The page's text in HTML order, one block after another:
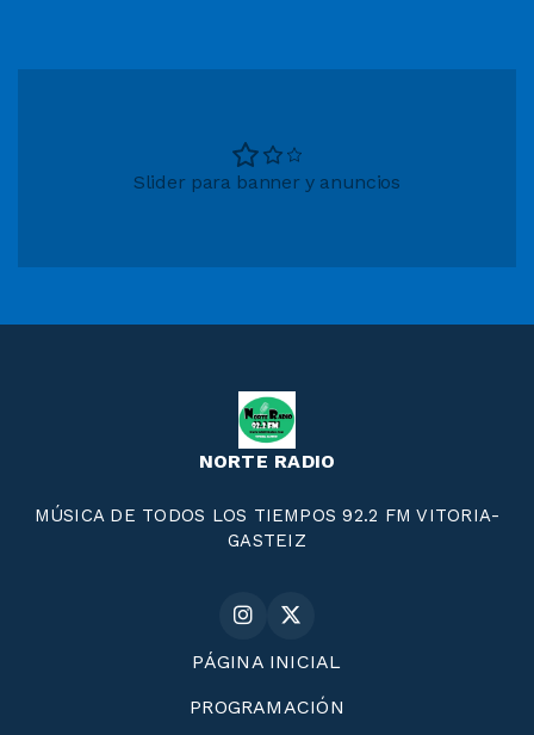
Slider para banner y anuncios
NORTE RADIO
MÚSICA DE TODOS LOS TIEMPOS 92.2 FM VITORIA-
GASTEIZ
PÁGINA INICIAL
PROGRAMACIÓN